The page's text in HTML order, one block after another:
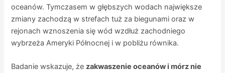
oceanów. Tymczasem w głębszych wodach największe
zmiany zachodzą w strefach tuż za biegunami oraz w
rejonach wznoszenia się wód wzdłuż zachodniego
wybrzeża Ameryki Północnej i w pobliżu równika.
Badanie wskazuje, żezakwaszenie oceanów i mórz nie